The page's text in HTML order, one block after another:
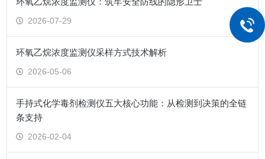
2026-07-29
环氧乙烷浓度监测仪采样方式技术解析
2026-05-06
手持式化学毒剂检测仪五大核心功能：从检测到决策的全链
条支持
2026-02-04